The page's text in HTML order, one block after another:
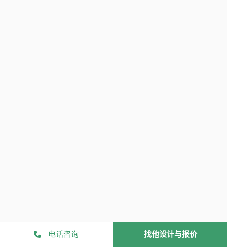
电话咨询 找他设计与报价